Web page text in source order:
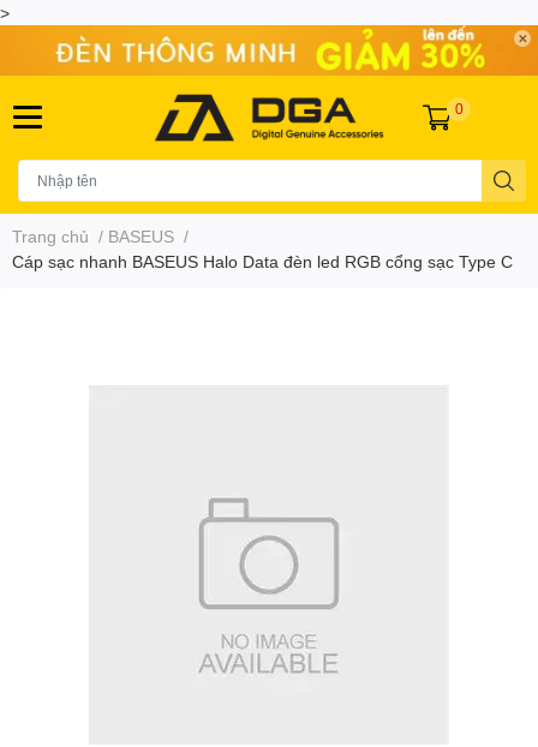
>
0
Trang chủ / BASEUS /
Cáp sạc nhanh BASEUS Halo Data đèn led RGB cổng sạc Type C